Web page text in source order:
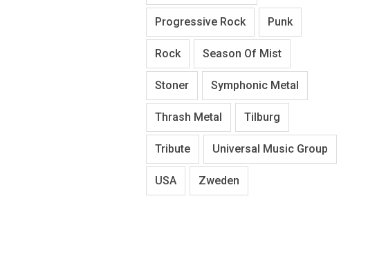
Progressive Rock Punk
Rock Season Of Mist
Stoner Symphonic Metal
Thrash Metal Tilburg
Tribute Universal Music Group
USA Zweden